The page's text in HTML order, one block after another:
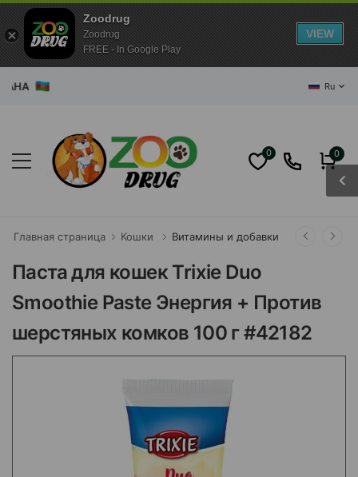
Ru
0 0
Главная страница Кошки Витамины и добавки
Паста для кошек Trixie Duo
Smoothie Paste Энергия + Против
шерстяных комков 100 г #42182
Zoodrug
Zoodrug
FREE - In Google Play
VIEW